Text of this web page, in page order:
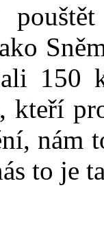
150
kteří
nám
to je